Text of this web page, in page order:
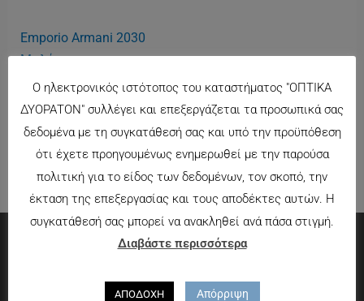
Emporio Armani 2030
Μπλέ
175.00€
Ο ηλεκτρονικός ιστότοπος του καταστήματος "ΟΠΤΙΚΑ
ΔΥΟΡΑΤΟΝ" συλλέγει και επεξεργάζεται τα προσωπικά σας
δεδομένα με τη συγκατάθεσή σας και υπό την προϋπόθεση
ότι έχετε προηγουμένως ενημερωθεί με την παρούσα
πολιτική για το είδος των δεδομένων, τον σκοπό, την
έκταση της επεξεργασίας και τους αποδέκτες αυτών. Η
συγκατάθεσή σας μπορεί να ανακληθεί ανά πάσα στιγμή.
Διαβάστε περισσότερα
ΑΠΟΔΟΧΗ Απόρριψη